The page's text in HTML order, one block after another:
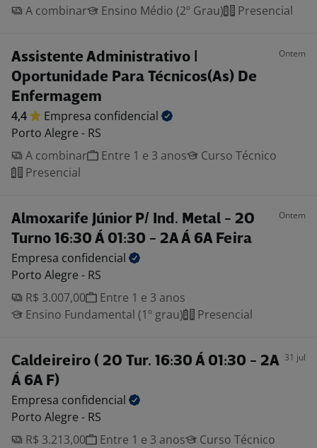
A combinar
Ensino Médio (2º Grau) Presencial
Assistente Administrativo |
Oportunidade Para Técnicos(As) De
Enfermagem
Ontem
4,4 Empresa confidencial
Porto Alegre - RS
A combinar
Entre 1 e 3 anos
Curso Técnico
Presencial
Almoxarife Júnior P/ Ind. Metal - 2O
Turno 16:30 Á 01:30 - 2A Á 6A Feira
Ontem
Empresa confidencial
Porto Alegre - RS
R$ 3.007,00
Entre 1 e 3 anos
Ensino Fundamental (1º grau)
Presencial
Caldeireiro ( 2O Tur. 16:30 Á 01:30 - 2A
Á 6A F)
31 jul
Empresa confidencial
Porto Alegre - RS
R$ 3.213,00
Entre 1 e 3 anos
Curso Técnico